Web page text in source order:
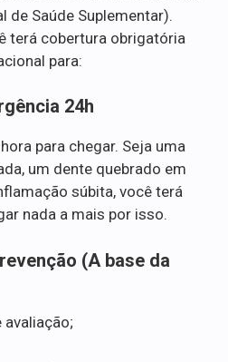
de Saúde Suplementar).
terá cobertura obrigatória
para:
24h
para chegar. Seja uma
um dente quebrado em
súbita, você terá
nada a mais por isso.
(A base da
avaliação;